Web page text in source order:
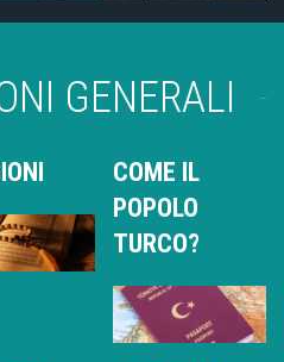
GENERALI
COME IL
POPOLO
TURCO?